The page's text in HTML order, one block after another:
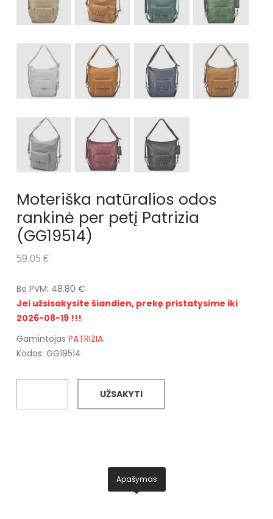
Moteriška natūralios odos
rankinė per petį Patrizia
(GG19514)
59.05 €
Be PVM: 48.80 €
Jei užsisakysite šiandien, prekę pristatysime iki
2026-08-19 !!!
Gamintojas PATRIZIA
Kodas: GG19514
UŽSAKYTI
Apašymas